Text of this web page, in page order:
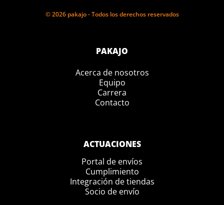
© 2026 pakajo - Todos los derechos reservados
PAKAJO
Acerca de nosotros
Equipo
Carrera
Contacto
ACTUACIONES
Portal de envíos
Cumplimiento
Integración de tiendas
Socio de envío